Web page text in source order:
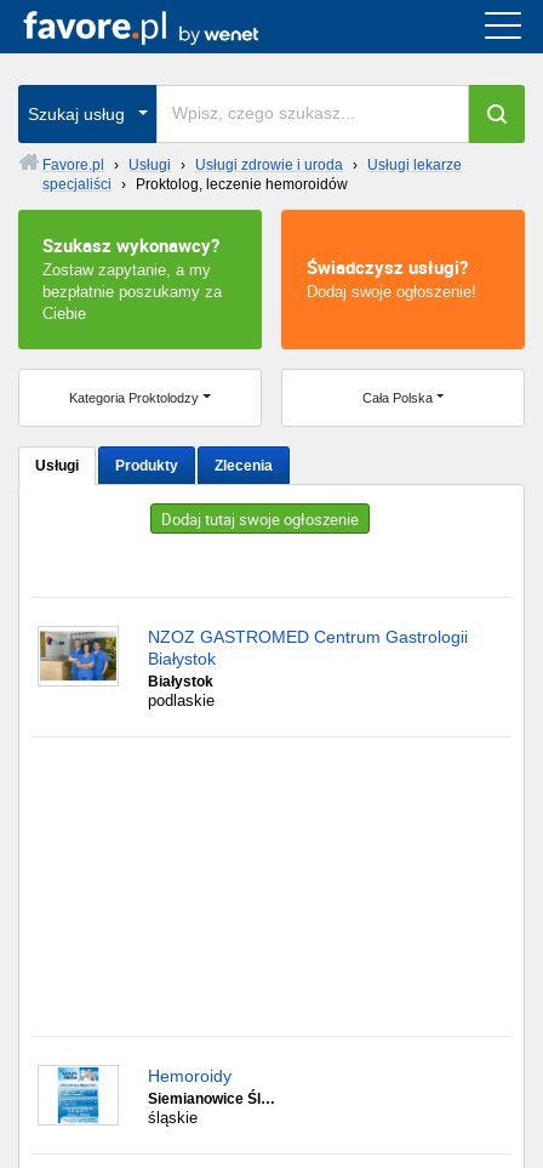
Szukaj usług
Favore.pl › Usługi › Usługi zdrowie i uroda ›
Usługi lekarze
specjaliści
› Proktolog, leczenie hemoroidów
Szukasz wykonawcy?
Zostaw zapytanie, a my
bezpłatnie poszukamy za
Ciebie
Świadczysz usługi?
Dodaj swoje ogłoszenie!
Kategoria Proktolodzy Cała Polska
Usługi Produkty Zlecenia
Dodaj tutaj swoje ogłoszenie
NZOZ GASTROMED Centrum Gastrologii
Białystok
Białystok
podlaskie
Hemoroidy
Siemianowice Śl…
śląskie
Cała Polska
wszystkie w całym kraju
Wrocław
Kraków
Poznań
Łódź
Katowice
Chorzów
Częstochowa